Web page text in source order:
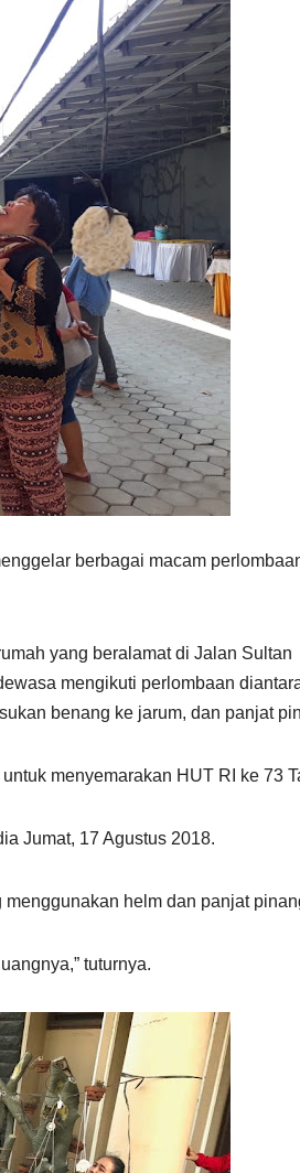
berbagai macam
yang beralamat di Jalan Sultan
mengikuti perlombaan
benang ke jarum, dan panjat
menyemarakan HUT RI ke 73
Jumat, 17 Agustus 2018.
helm dan panjat
tuturnya.